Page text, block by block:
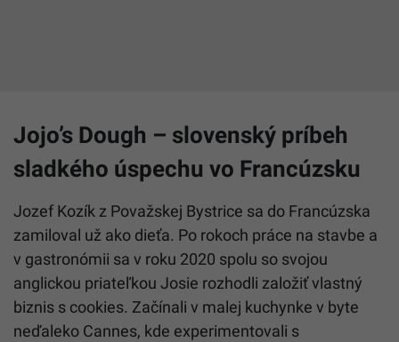
Jojo’s Dough – slovenský príbeh
sladkého úspechu vo Francúzsku
Jozef Kozík z Považskej Bystrice sa do Francúzska
zamiloval už ako dieťa. Po rokoch práce na stavbe a
v gastronómii sa v roku 2020 spolu so svojou
anglickou priateľkou Josie rozhodli založiť vlastný
biznis s cookies. Začínali v malej kuchynke v byte
neďaleko Cannes, kde experimentovali s